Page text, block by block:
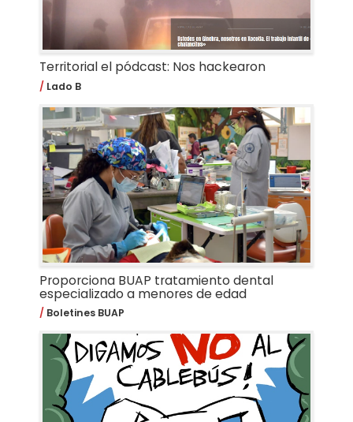
Territorial el pódcast: Nos hackearon
Lado B
Proporciona BUAP tratamiento dental
especializado a menores de edad
Boletines BUAP